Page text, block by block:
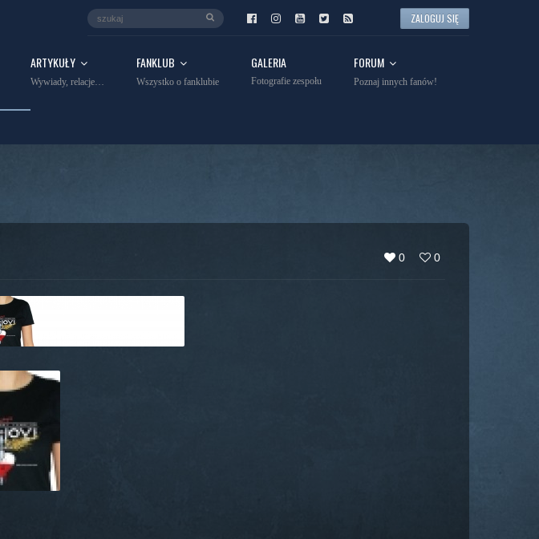
ZALOGUJ SIĘ
ARTYKUŁY
Wywiady, relacje…
FANKLUB
Wszystko o fanklubie
GALERIA
Fotografie zespołu
FORUM
Poznaj innych fanów!
0 0